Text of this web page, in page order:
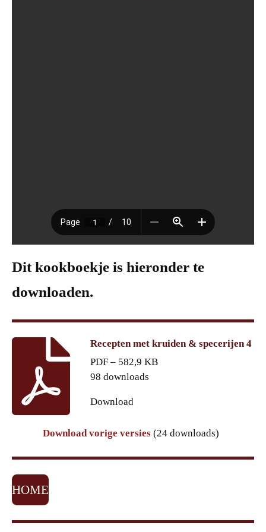
Dit kookboekje is hieronder te
downloaden.
Recepten met kruiden & specerijen 4
PDF – 582,9 KB
98 downloads
Download
Download vorige versies (24 downloads)
HOME